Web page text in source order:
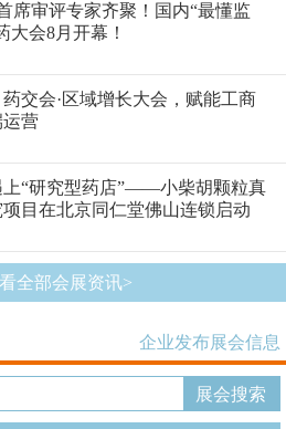
席审评专家齐聚！国内“最懂监
大会8月开幕！
药交会·区域增长大会，赋能工商
运营
上“研究型药店”——小柴胡颗粒真
目在北京同仁堂佛山连锁启动
全部会展资讯>
企业发布展会信息